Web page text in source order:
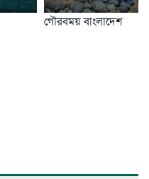
গৌরবময় বাংলাদেশ